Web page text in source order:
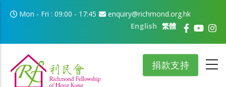
移至主內容
Mon - Fri : 09:00 - 17:45
enquiry@richmond.org.hk
繁體
English
捐款支持